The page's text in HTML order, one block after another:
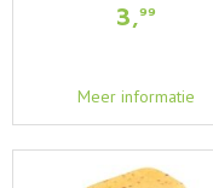
3,99
Meer informatie